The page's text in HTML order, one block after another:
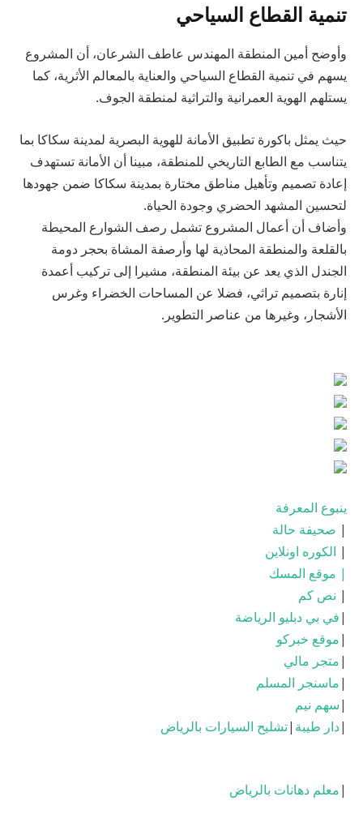
تنمية القطاع السياحي
وأوضح أمين المنطقة المهندس عاطف الشرعان، أن المشروع
يسهم في تنمية القطاع السياحي والعناية بالمعالم الأثرية، كما
يستلهم الهوية العمرانية والتراثية لمنطقة الجوف.
حيث يمثل باكورة تطبيق الأمانة للهوية البصرية لمدينة سكاكا بما
يتناسب مع الطابع التاريخي للمنطقة، مبينا أن الأمانة تستهدف
إعادة تصميم وتأهيل مناطق مختارة بمدينة سكاكا ضمن جهودها
لتحسين المشهد الحضري وجودة الحياة.
وأضاف أن أعمال المشروع تشمل رصف الشوارع المحيطة
بالقلعة والمنطقة المحاذية لها وأرصفة المشاة بحجر دومة
الجندل الذي يعد عن بيئة المنطقة، مشيرا إلى تركيب أعمدة
إنارة بتصميم تراثي، فضلا عن المساحات الخضراء وغرس
الأشجار، وغيرها من عناصر التطوير.
ينبوع المعرفة
| صحيفة حالة
| الكوره اونلاين
| موقع المسك
| نص كم
|في بي دبليو الرياضة
|موقع خبركو
|متجر مالي
|ماسنجر المسلم
|سهم نيم
|دار طيبة |تشليح السيارات بالرياض
|معلم دهانات بالرياض